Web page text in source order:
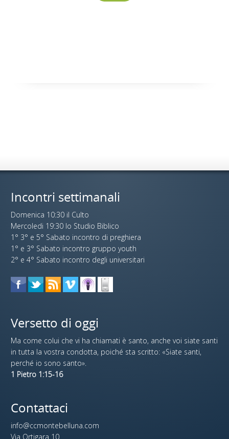
Incontri settimanali
Domenica 10:30 il Culto
Mercoledi 19:30 lo Studio Biblico
1° 3° e 5° Sabato incontro di preghiera
1° e 3° Sabato incontro gruppo youth
2° e 4° Sabato incontro degli universitari
Versetto di oggi
Ma come colui che vi ha chiamati è santo, anche voi siate santi
in tutta la vostra condotta, poiché sta scritto: «Siate santi,
perché io sono santo».
1 Pietro 1:15-16
Contattaci
info@ccmontebelluna.com
Via Ortigara 10